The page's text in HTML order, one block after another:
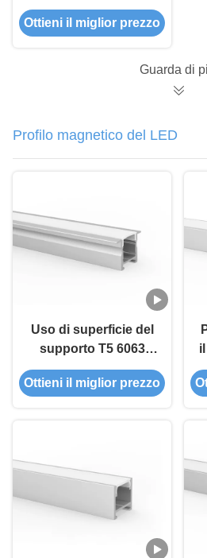
pavimento
dell'applicazione
all'aperto ha condotto
Ottieni il miglior prezzo
Guarda di
Profilo magnetico del LED
Uso di superficie del
supporto T5 6063
LED di profilo
magnetico della lega
Ottieni il miglior prezzo